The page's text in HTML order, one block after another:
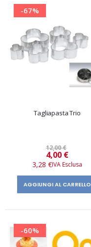
-67%
Tagliapasta Trio
12,00 €
Prezzo
speciale
4,00 €
3,28 €
AGGIUNGI AL CARRELLO
-60%